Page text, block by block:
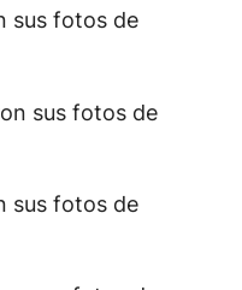
sus fotos de
sus fotos de